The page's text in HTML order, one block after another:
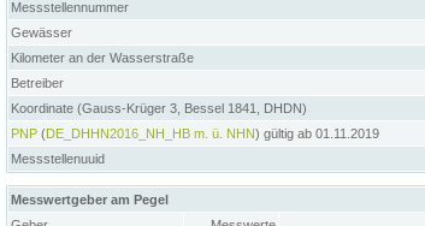
Messstellennummer
Gewässer
Kilometer an der Wasserstraße
Betreiber
Koordinate (Gauss-Krüger 3, Bessel 1841, DHDN)
PNP (DE_DHHN2016_NH_HB m. ü. NHN) gültig ab 01.11.2019
Messstellenuuid
Messwertgeber am Pegel